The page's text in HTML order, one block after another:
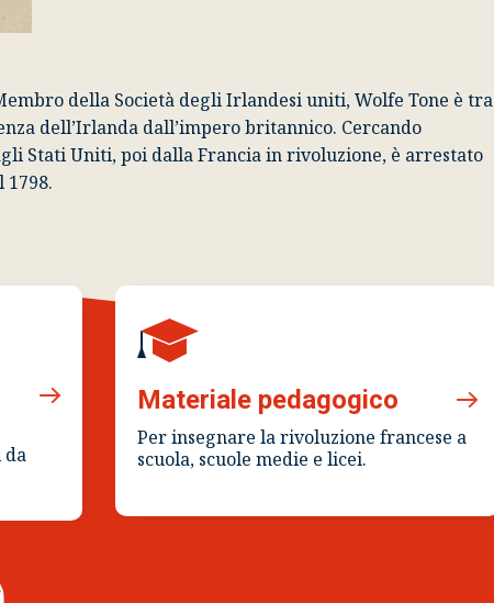
della Società degli Irlandesi uniti, Wolfe Tone è tra
dell’Irlanda dall’impero britannico. Cercando
Stati Uniti, poi dalla Francia in rivoluzione, è arrestato
da
Materiale pedagogico
Per insegnare la rivoluzione francese a
scuola, scuole medie e licei.